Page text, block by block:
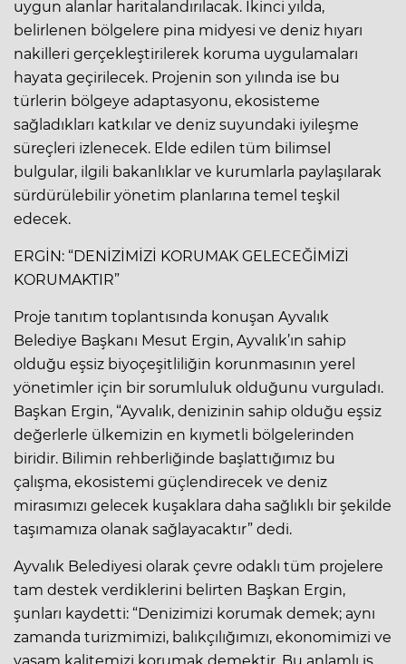
uygun alanlar haritalandırılacak. İkinci yılda,
belirlenen bölgelere pina midyesi ve deniz hıyarı
nakilleri gerçekleştirilerek koruma uygulamaları
hayata geçirilecek. Projenin son yılında ise bu
türlerin bölgeye adaptasyonu, ekosisteme
sağladıkları katkılar ve deniz suyundaki iyileşme
süreçleri izlenecek. Elde edilen tüm bilimsel
bulgular, ilgili bakanlıklar ve kurumlarla paylaşılarak
sürdürülebilir yönetim planlarına temel teşkil
edecek.
ERGİN: “DENİZİMİZİ KORUMAK GELECEĞİMİZİ
KORUMAKTIR”
Proje tanıtım toplantısında konuşan Ayvalık
Belediye Başkanı Mesut Ergin, Ayvalık’ın sahip
olduğu eşsiz biyoçeşitliliğin korunmasının yerel
yönetimler için bir sorumluluk olduğunu vurguladı.
Başkan Ergin, “Ayvalık, denizinin sahip olduğu eşsiz
değerlerle ülkemizin en kıymetli bölgelerinden
biridir. Bilimin rehberliğinde başlattığımız bu
çalışma, ekosistemi güçlendirecek ve deniz
mirasımızı gelecek kuşaklara daha sağlıklı bir şekilde
taşımamıza olanak sağlayacaktır” dedi.
Ayvalık Belediyesi olarak çevre odaklı tüm projelere
tam destek verdiklerini belirten Başkan Ergin,
şunları kaydetti: “Denizimizi korumak demek; aynı
zamanda turizmimizi, balıkçılığımızı, ekonomimizi ve